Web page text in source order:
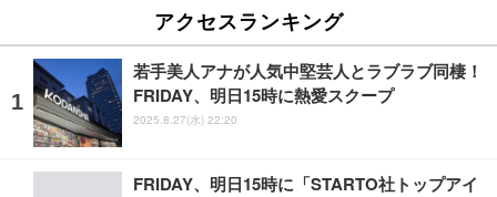
アクセスランキング
若手美人アナが人気中堅芸人とラブラブ同棲！
FRIDAY、明日15時に熱愛スクープ
2025.8.27(水) 22:20
FRIDAY、明日15時に「STARTO社トップアイ